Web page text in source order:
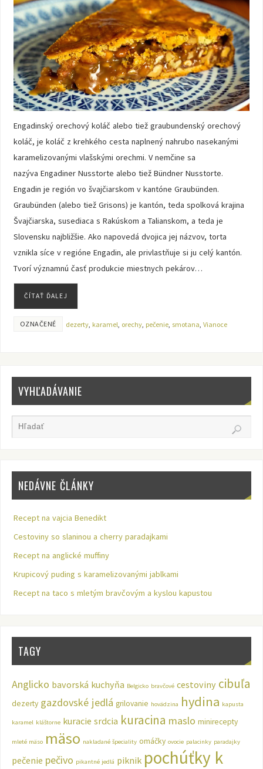
Engadinský orechový koláč alebo tiež graubundenský orechový
koláč, je koláč z krehkého cesta naplnený nahrubo nasekanými
karamelizovanými vlašskými orechmi. V nemčine sa
nazýva Engadiner Nusstorte alebo tiež Bündner Nusstorte.
Engadin je región vo švajčiarskom v kantóne Graubünden.
Graubünden (alebo tiež Grisons) je kantón, teda spolková krajina
Švajčiarska, susediaca s Rakúskom a Talianskom, a teda je
Slovensku najbližšie. Ako napovedá dvojica jej názvov, torta
vznikla síce v regióne Engadin, ale privlastňuje si ju celý kantón.
Tvorí významnú časť produkcie miestnych pekárov…
ČÍTAŤ ĎALEJ
OZNAČENÉ dezerty, karamel, orechy, pečenie, smotana, Vianoce
VYHĽADÁVANIE
NEDÁVNE ČLÁNKY
Recept na vajcia Benedikt
Cestoviny so slaninou a cherry paradajkami
Recept na anglické muffiny
Krupicový puding s karamelizovanými jablkami
Recept na taco s mletým bravčovým a kyslou kapustou
TAGY
Anglicko bavorská kuchyňa Belgicko bravčové cestoviny cibuľa
dezerty gazdovské jedlá grilovanie hovädzina hydina kapusta
karamel kláštorne kuracie srdcia kuracina maslo minirecepty
mleté mäso mäso nakladané špeciality omáčky ovocie palacinky paradajky
pečenie pečivo pikantné jedlá piknik pochúťky k